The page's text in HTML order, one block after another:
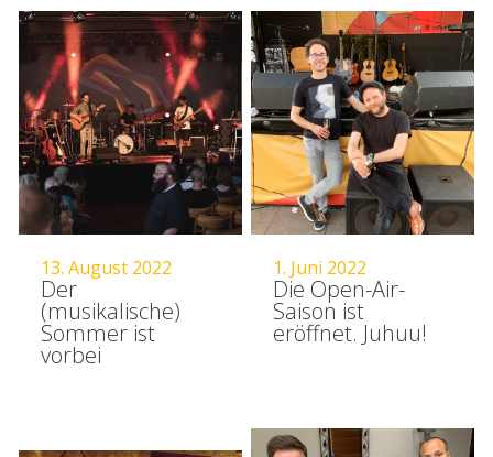
13. August 2022
Der
(musikalische)
Sommer ist
vorbei
1. Juni 2022
Die Open-Air-
Saison ist
eröffnet. Juhuu!